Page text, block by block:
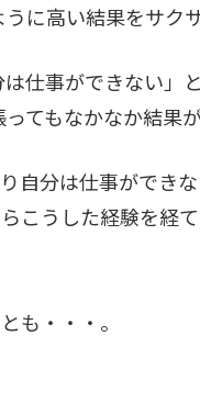
に高い結果をサク
仕事ができない」
てもなかなか結果
自分は仕事ができ
こうした経験を経て
も・・・。